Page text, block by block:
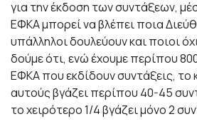
για την έκδοση των συντάξεων,
ΕΦΚΑ μπορεί να βλέπει ποια
υπάλληλοι δουλεύουν και ποιοι
δούμε ότι, ενώ έχουμε περίπου
ΕΦΚΑ που εκδίδουν συντάξεις, το
αυτούς βγάζει περίπου 40-45
το χειρότερο 1/4 βγάζει μόνο 2